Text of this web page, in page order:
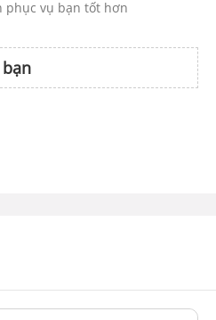
phục vụ bạn tốt hơn